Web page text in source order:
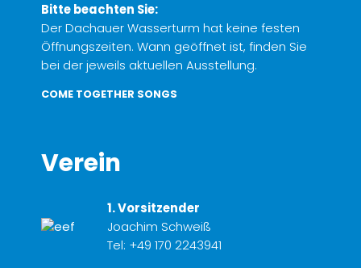
Bitte beachten Sie:
Der Dachauer Wasserturm hat keine festen
Öffnungszeiten. Wann geöffnet ist, finden Sie
bei der jeweils aktuellen Ausstellung.
COME TOGETHER SONGS
Verein
1. Vorsitzender
Joachim Schweiß
Tel: +49 170 2243941